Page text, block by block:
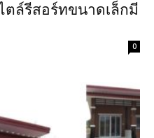
ตล์รีสอร์ทขนาดเล็กมี
0